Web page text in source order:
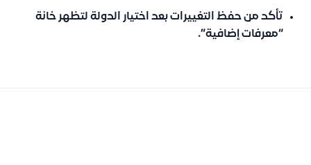
تأكد من حفظ التغييرات بعد اختيار الدولة لتظهر خانة
“معرفات إضافية”.